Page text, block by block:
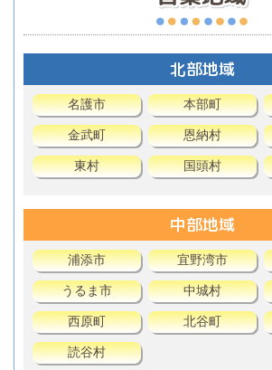
北部地域
名護市 本部町
金武町 恩納村
東村 国頭村
中部地域
浦添市 宜野湾市
うるま市 中城村
西原町 北谷町
読谷村